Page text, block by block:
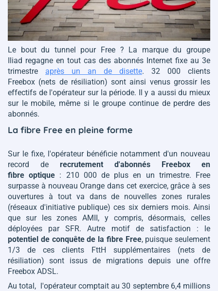
Le bout du tunnel pour Free ? La marque du groupe
Iliad regagne en tout cas des abonnés Internet fixe au 3e
trimestre après un an de disette. 32 000 clients
Freebox (nets de résiliation) sont ainsi venus grossir les
effectifs de l'opérateur sur la période. Il y a aussi du mieux
sur le mobile, même si le groupe continue de perdre des
abonnés.
La fibre Free en pleine forme
Sur le fixe, l'opérateur bénéficie notamment d'un nouveau
record de recrutement d'abonnés Freebox en
fibre optique : 210 000 de plus en un trimestre. Free
surpasse à nouveau Orange dans cet exercice, grâce à ses
ouvertures à tout va dans de nouvelles zones rurales
(réseaux d'initiative publique) ces six derniers mois. Ainsi
que sur les zones AMII, y compris, désormais, celles
déployées par SFR. Autre motif de satisfaction : le
potentiel de conquête de la fibre Free, puisque seulement
1/3 de ces clients FttH supplémentaires (nets de
résiliation) sont issus de migrations depuis une offre
Freebox ADSL.
Au total, l'opérateur comptait au 30 septembre 6,4 millions